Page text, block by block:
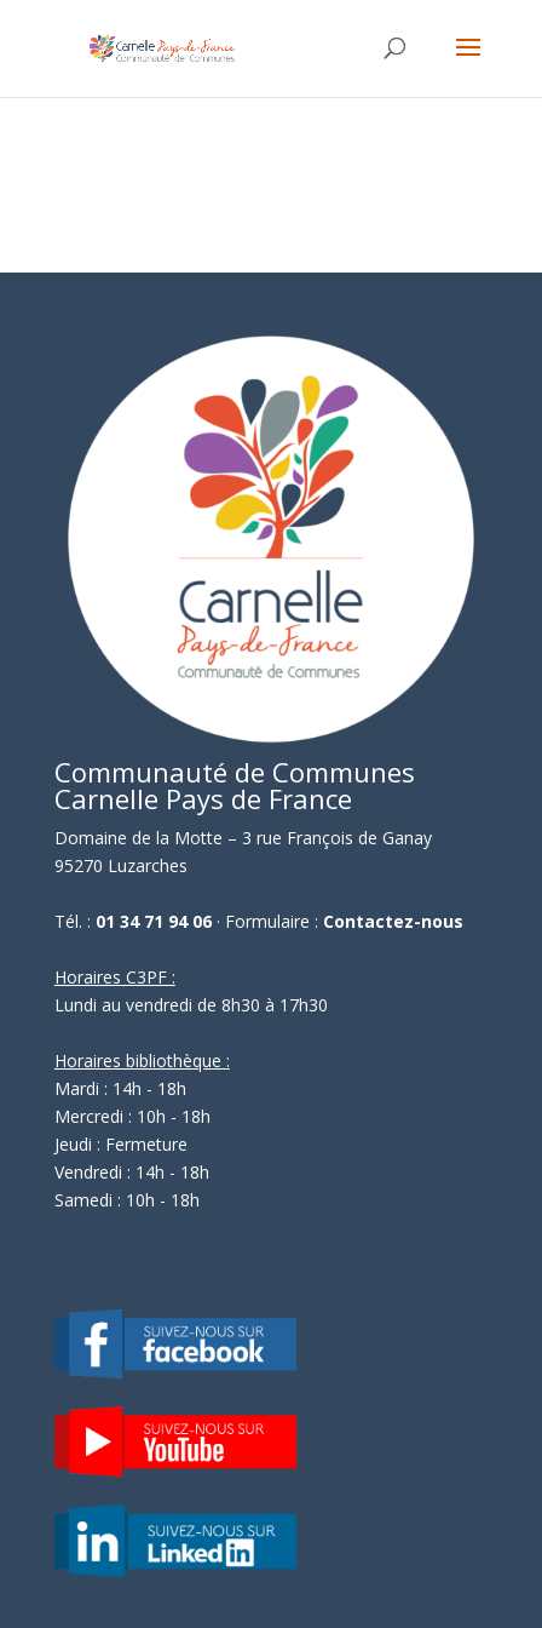
Communauté de Communes
Carnelle Pays de France
Domaine de la Motte – 3 rue François de Ganay
95270 Luzarches
Tél. : 01 34 71 94 06· Formulaire : Contactez-nous
Horaires C3PF :
Lundi au vendredi de 8h30 à 17h30
Horaires bibliothèque :
Mardi : 14h - 18h
Mercredi : 10h - 18h
Jeudi : Fermeture
Vendredi : 14h - 18h
Samedi : 10h - 18h